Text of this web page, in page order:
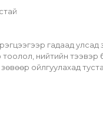
гадаад
тоолол, нийтийн
ойлгуулахад